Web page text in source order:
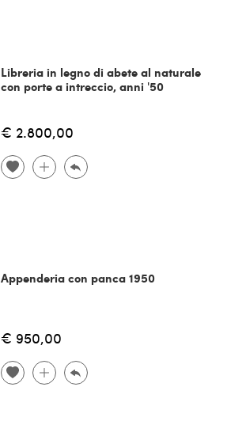
Libreria in legno di abete al naturale
con porte a intreccio, anni '50
€ 2.800,00
Appenderia con panca 1950
€ 950,00